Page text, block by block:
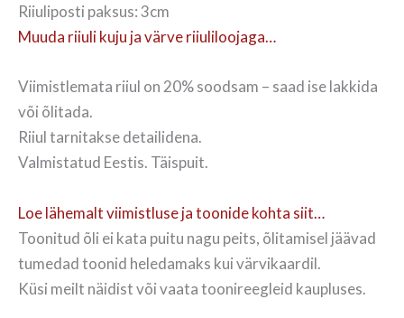
Riiuliposti paksus: 3cm
Muuda riiuli kuju ja värve riiuliloojaga…
Viimistlemata riiul on 20% soodsam – saad ise lakkida
või õlitada.
Riiul tarnitakse detailidena.
Valmistatud Eestis. Täispuit.
Loe lähemalt viimistluse ja toonide kohta siit…
Toonitud õli ei kata puitu nagu peits, õlitamisel jäävad
tumedad toonid heledamaks kui värvikaardil.
Küsi meilt näidist või vaata toonireegleid kaupluses.